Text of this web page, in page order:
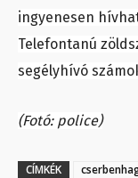
ingyenesen
Telefontanú
segélyhívó
(Fotó: police)
CÍMKÉK